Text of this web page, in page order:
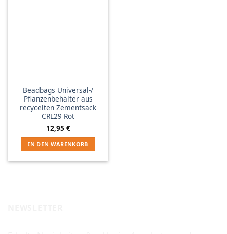
Beadbags Universal-/
Pflanzenbehälter aus
recycelten Zementsack
CRL29 Rot
12,95 €
IN DEN WARENKORB